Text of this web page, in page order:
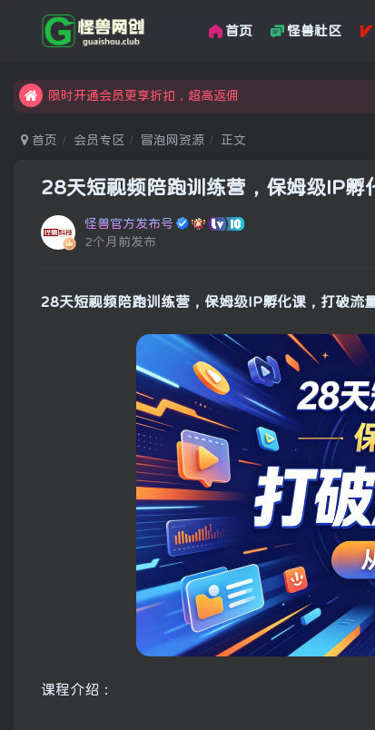
首页 怪兽社区
汇集各领域的创新者、创业者和副业经营者，共同探索创
限时开通会员更享折扣，超高返佣
首页 会员专区 冒泡网资源 正文
28天短视频陪跑训练营，保姆级IP
怪兽官方发布号
2个月前发布
28天短视频陪跑训练营，保姆级IP孵化课，打破流
课程介绍：